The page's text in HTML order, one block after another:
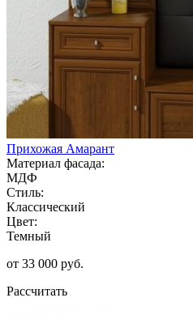
Прихожая Амарант
Материал фасада:
МДФ
Стиль:
Классический
Цвет:
Темный
от 33 000 руб.
Рассчитать